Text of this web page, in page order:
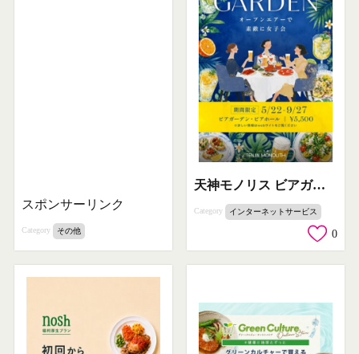
スポンサーリンク
Category その他
天神モノリス ビアガーデン女子会プラン
Category インターネットサービス
0